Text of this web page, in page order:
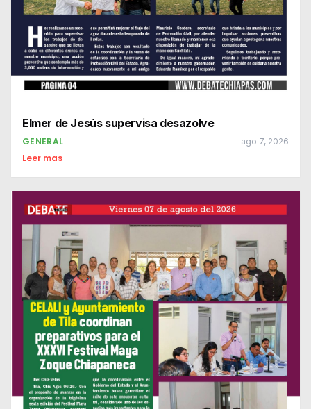
Elmer de Jesús supervisa desazolve
GENERAL ago 7, 2026
Leer mas